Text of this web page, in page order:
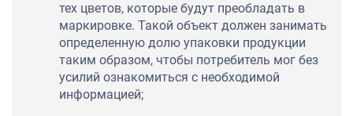
тех цветов, которые будут преобладать в
маркировке. Такой объект должен занимать
определенную долю упаковки продукции
таким образом, чтобы потребитель мог без
усилий ознакомиться с необходимой
информацией;